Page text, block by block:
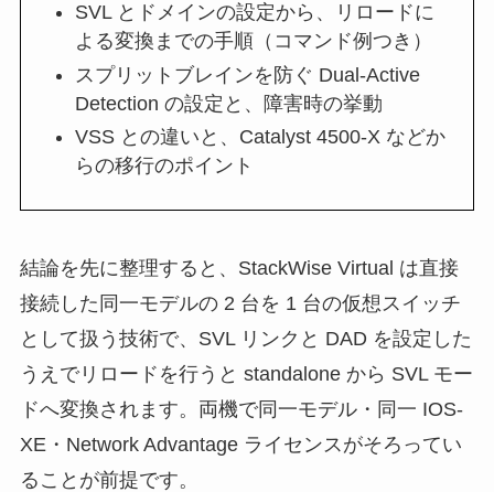
SVL とドメインの設定から、リロードに
よる変換までの手順（コマンド例つき）
スプリットブレインを防ぐ Dual-Active
Detection の設定と、障害時の挙動
VSS との違いと、Catalyst 4500-X などか
らの移行のポイント
結論を先に整理すると、StackWise Virtual は直接
接続した同一モデルの 2 台を 1 台の仮想スイッチ
として扱う技術で、SVL リンクと DAD を設定した
うえでリロードを行うと standalone から SVL モー
ドへ変換されます。両機で同一モデル・同一 IOS-
XE・Network Advantage ライセンスがそろってい
ることが前提です。